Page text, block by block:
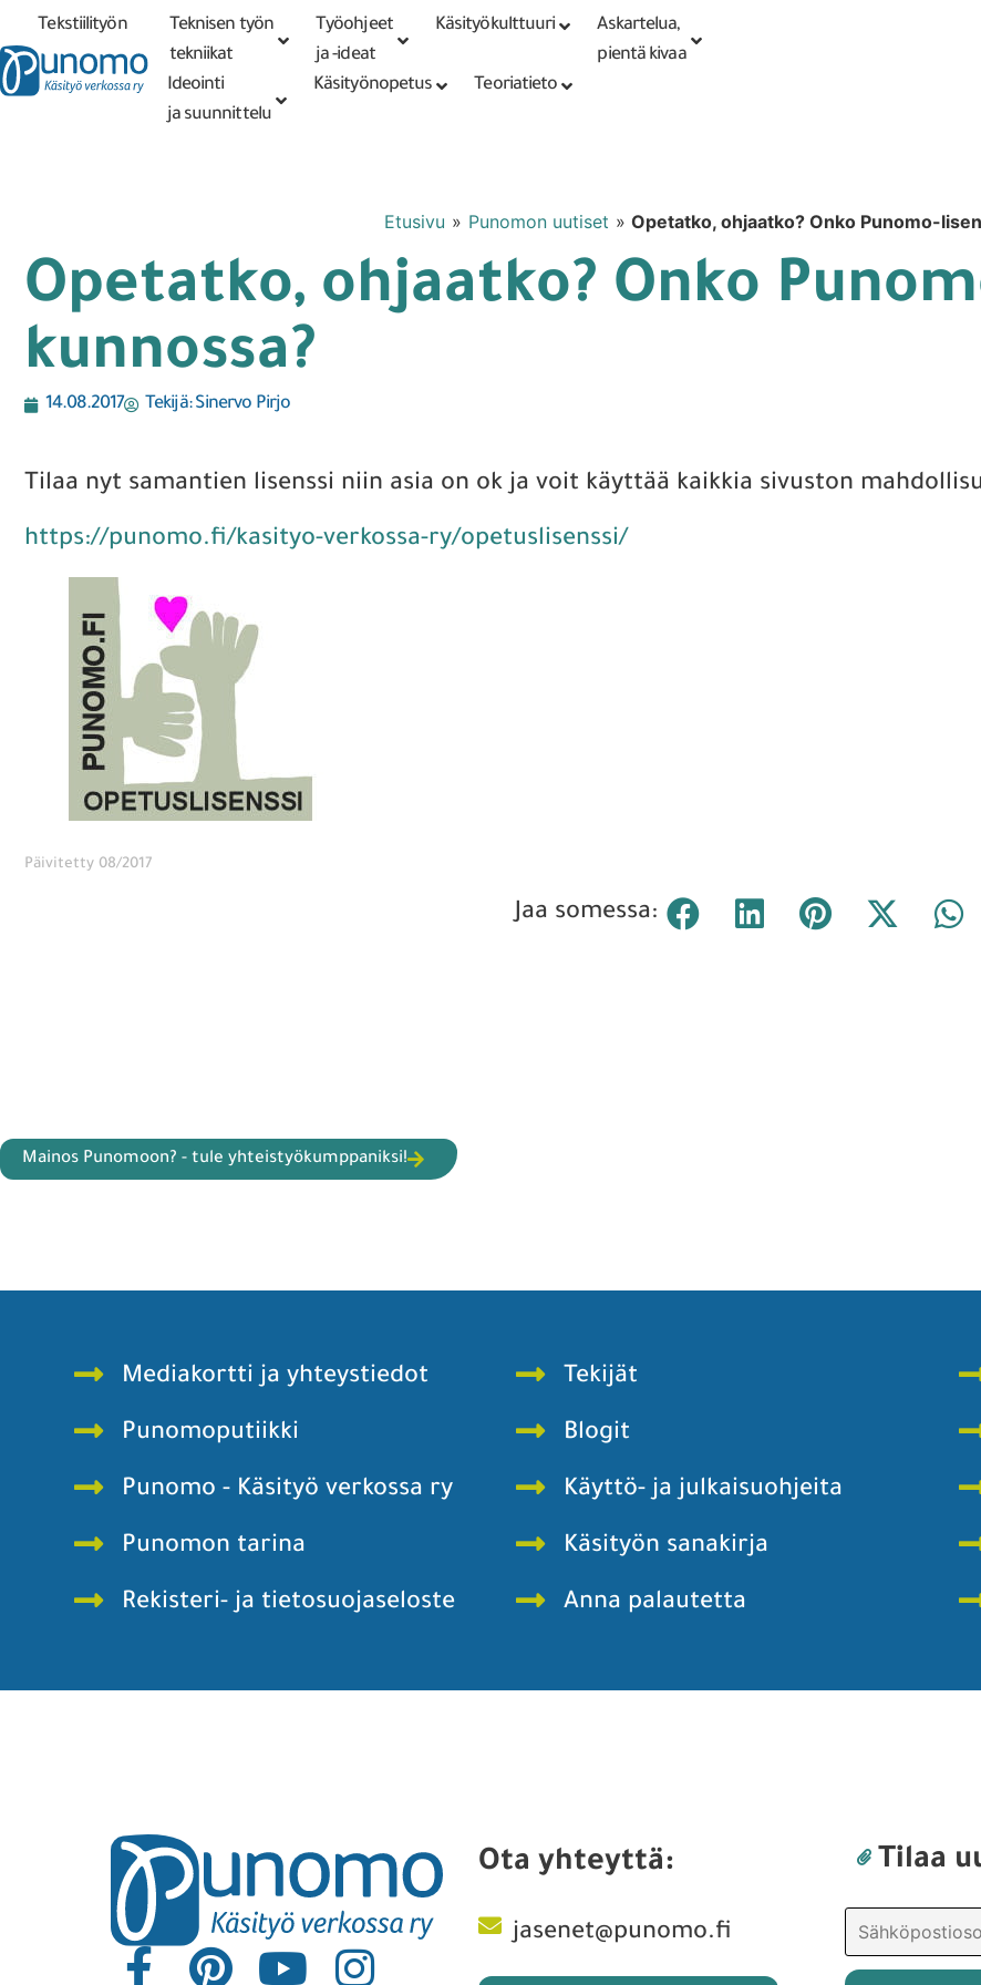
Tarkennettu PunomoputiikkiKirjaudu tai
rekisteröidy
Tekstiilityön
tekniikat
Teknisen työn
tekniikat
Työohjeet
ja -ideat
Käsityökulttuuri
Askartelua,
pientä kivaa
Ideointi
ja suunnittelu
Käsityönopetus Teoriatieto
Etusivu » Punomon uutiset » Opetatko, ohjaatko? Onko Punomo-
Opetatko, ohjaatko? Onko
kunnossa?
14.08.2017 Tekijä:Sinervo Pirjo
Tilaa nyt samantien lisenssi niin asia on ok ja voit käyttää kaikkia sivuston
https://punomo.fi/kasityo-verkossa-ry/opetuslisenssi/
Päivitetty 08/2017
Jaa somessa:
Mainos Punomoon? - tule yhteistyökumppaniksi!
Mediakortti ja yhteystiedot
Punomoputiikki
Punomo - Käsityö verkossa ry
Punomon tarina
Rekisteri- ja tietosuojaseloste
Tekijät
Blogit
Käyttö- ja julkaisuohjeita
Käsityön sanakirja
Anna palautetta
Ota yhteyttä:
jasenet@punomo.fi
Tilaa